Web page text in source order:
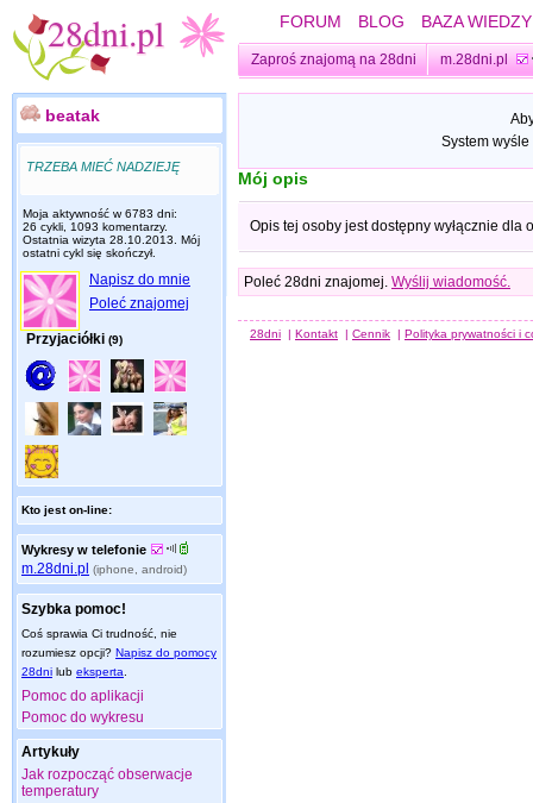
FORUM BLOG BAZA WIEDZY
Zaproś znajomą na 28dni m.28dni.pl
beatak
TRZEBA MIEĆ NADZIEJĘ
Moja aktywność w 6783 dni:
26 cykli, 1093 komentarzy.
Ostatnia wizyta 28.10.2013 . Mój
ostatni cykl się skończył.
Napisz do mnie
Poleć znajomej
Przyjaciółki (9)
Kto jest on-line:
Wykresy w telefonie
m.28dni.pl (iphone, android)
Szybka pomoc!
Coś sprawia Ci trudność, nie
rozumiesz opcji? Napisz do pomocy
28dni lub eksperta
Pomoc do aplikacji
Pomoc do wykresu
Artykuły
Jak rozpocząć obserwacje
temperatury
System
Mój opis
Opis tej osoby jest dostępny wyłącznie dla
Poleć 28dni znajomej. Wyślij wiadomość.
28dni | Kontakt | Cennik | Polityka prywatności i